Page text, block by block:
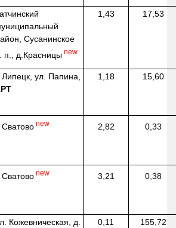
Сусанинское
п., д.Красницы new
1,43 17,53
Липецк, ул. Папина,
1,18 15,60
Сватово new 2,82 0,33
Сватово new 3,21 0,38
Кожевническая , д.
0,11 155,72